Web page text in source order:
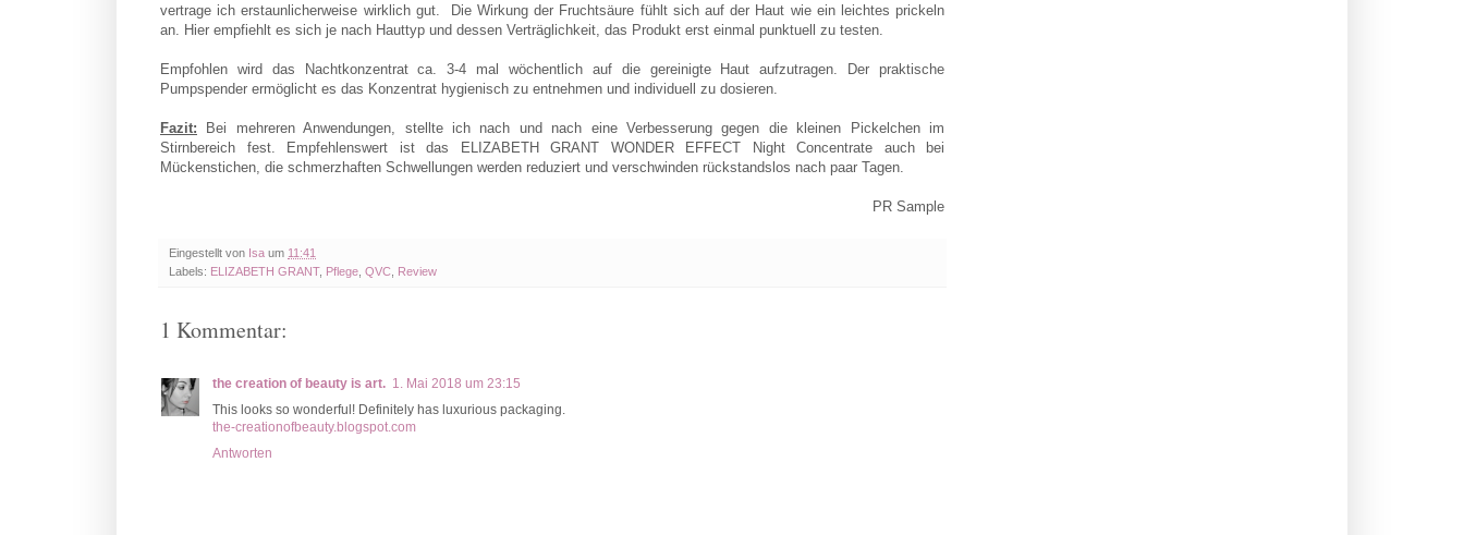
vertrage ich erstaunlicherweise wirklich gut. Die Wirkung der Fruchtsäure fühlt sich auf der Haut wie ein leichtes prickeln
an. Hier empfiehlt es sich je nach Hauttyp und dessen Verträglichkeit, das Produkt erst einmal punktuell zu testen.
Empfohlen wird das Nachtkonzentrat ca. 3-4 mal wöchentlich auf die gereinigte Haut aufzutragen. Der praktische
Pumpspender ermöglicht es das Konzentrat hygienisch zu entnehmen und individuell zu dosieren.
Fazit:
Bei mehreren Anwendungen, stellte ich nach und nach eine Verbesserung gegen die kleinen Pickelchen im
Stirnbereich fest. Empfehlenswert ist das ELIZABETH GRANT WONDER EFFECT Night Concentrate auch bei
Mückenstichen, die schmerzhaften Schwellungen werden reduziert und verschwinden rückstandslos nach paar Tagen.
PR Sample
Eingestellt von Isa um 11:41
Labels: ELIZABETH GRANT, Pflege QVC Review
1 Kommentar:
the creation of beauty is art. 1. Mai 2018 um 23:15
This looks so wonderful! Definitely has luxurious packaging.
the-creationofbeauty.blogspot.com
Antworten